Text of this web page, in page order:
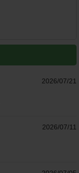
2026/07/21
2026/07/11